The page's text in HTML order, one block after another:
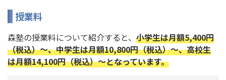
授業料
森塾の授業料について紹介すると、 小学生は月額5,400円
（税込）～、中学生は月額10,800円（税込）〜、高校生
は月額14,100円（税込）～となっています。